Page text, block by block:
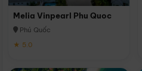
Melia Vinpearl Phu Quoc
Phú Quốc
★ 5.0